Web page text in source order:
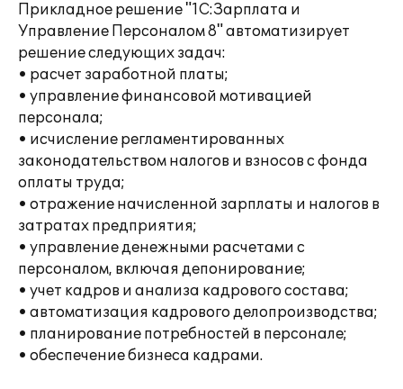
Прикладное решение "1С:Зарплата и
Управление Персоналом 8" автоматизирует
решение следующих задач:
• расчет заработной платы;
• управление финансовой мотивацией
персонала;
• исчисление регламентированных
законодательством налогов и взносов с фонда
оплаты труда;
• отражение начисленной зарплаты и налогов в
затратах предприятия;
• управление денежными расчетами с
персоналом, включая депонирование;
• учет кадров и анализа кадрового состава;
• автоматизация кадрового делопроизводства;
• планирование потребностей в персонале;
• обеспечение бизнеса кадрами.